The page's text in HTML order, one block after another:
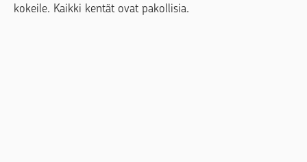
kokeile. Kaikki kentät ovat pakollisia.